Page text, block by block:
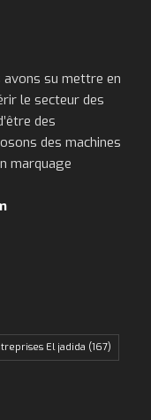
avons su mettre en
le secteur des
des
des machines
marquage
El jadida (167)